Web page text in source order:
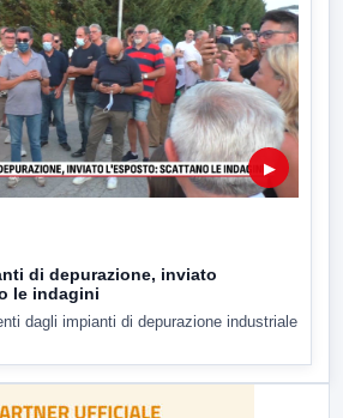
▶
di depurazione, inviato
le indagini
dagli impianti di depurazione industriale